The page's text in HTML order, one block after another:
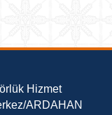
Hizmet
ARDAHAN